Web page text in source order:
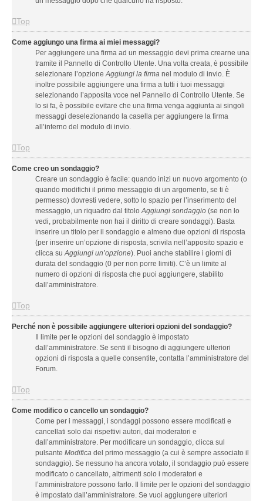
Top
Come aggiungo una firma ai miei messaggi?
Per aggiungere una firma ad un messaggio devi prima crearne una
tramite il Pannello di Controllo Utente. Una volta creata, è possibile
selezionare l’opzioneAggiungi la firma nel modulo di invio. È
inoltre possibile aggiungere una firma a tutti i tuoi messaggi
selezionando l’apposita voce nel Pannello di Controllo Utente. Se
lo si fa, è possibile evitare che una firma venga aggiunta ai singoli
messaggi deselezionando la casella per aggiungere la firma
all’interno del modulo di invio.
Top
Come creo un sondaggio?
Creare un sondaggio è facile: quando inizi un nuovo argomento (o
quando modifichi il primo messaggio di un argomento, se ti è
permesso) dovresti vedere, sotto lo spazio per l’inserimento del
messaggio, un riquadro dal titoloAggiungi sondaggio (se non lo
vedi, probabilmente non hai il diritto di creare sondaggi). Basta
inserire un titolo per il sondaggio e almeno due opzioni di risposta
(per inserire un’opzione di risposta, scrivila nell’apposito spazio e
clicca suAggiungi un’opzione). Puoi anche stabilire i giorni di
durata del sondaggio (0 per non porre limiti). C’è un limite al
numero di opzioni di risposta che puoi aggiungere, stabilito
dall’amministratore.
Top
Perché non è possibile aggiungere ulteriori opzioni del sondaggio?
Il limite per le opzioni del sondaggio è impostato
dall’amministratore. Se senti il bisogno di aggiungere ulteriori
opzioni di risposta a quelle consentite, contatta l’amministratore del
Forum.
Top
Come modifico o cancello un sondaggio?
Come per i messaggi, i sondaggi possono essere modificati e
cancellati solo dai rispettivi autori, dai moderatori e
dall’amministratore. Per modificare un sondaggio, clicca sul
pulsante Modifica del primo messaggio (a cui è sempre associato il
sondaggio). Se nessuno ha ancora votato, il sondaggio può essere
modificato o cancellato, altrimenti solo i moderatori e
l’amministratore possono farlo. Il limite per le opzioni del sondaggio
è impostato dall’amministratore. Se vuoi aggiungere ulteriori